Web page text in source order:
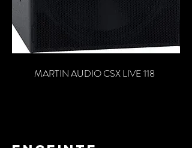
MARTIN AUDIO CSX LIVE 118